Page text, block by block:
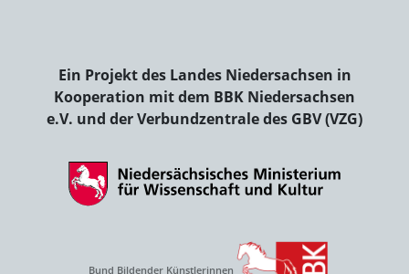
Ein Projekt des Landes Niedersachsen in
Kooperation mit dem BBK Niedersachsen
e.V. und der Verbundzentrale des GBV (VZG)
Bund Bildender Künstlerinnen